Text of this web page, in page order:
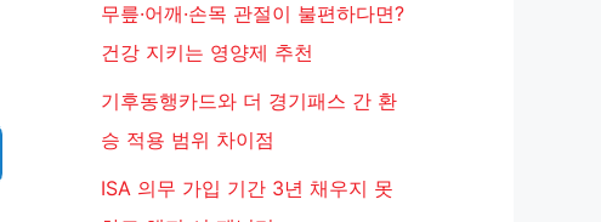
무릎·어깨·손목 관절이 불편하다면?
건강 지키는 영양제 추천
기후동행카드와 더 경기패스 간 환
승 적용 범위 차이점
ISA 의무 가입 기간 3년 채우지 못